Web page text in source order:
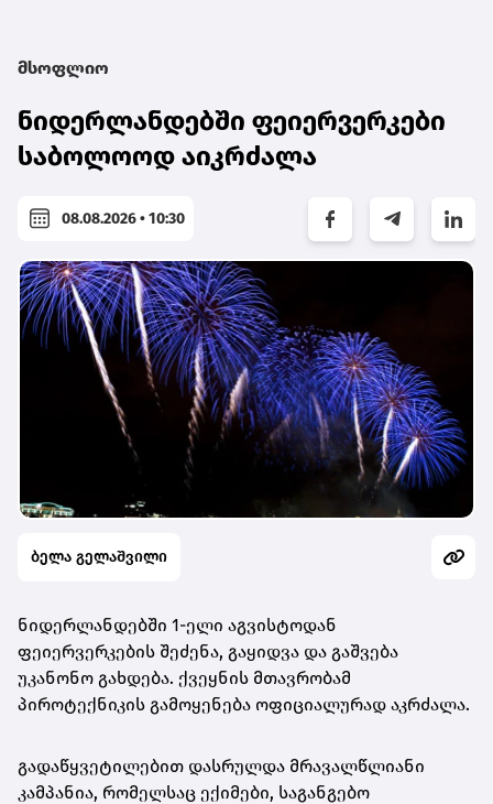
მსოფლიო
ნიდერლანდებში ფეიერვერკები
საბოლოოდ აიკრძალა
08.08.2026 • 10:30
ბელა გელაშვილი
ნიდერლანდებში 1-ელი აგვისტოდან
ფეიერვერკების შეძენა, გაყიდვა და გაშვება
უკანონო გახდება. ქვეყნის მთავრობამ
პიროტექნიკის გამოყენება ოფიციალურად აკრძალა.
გადაწყვეტილებით დასრულდა მრავალწლიანი
კამპანია, რომელსაც ექიმები, საგანგებო